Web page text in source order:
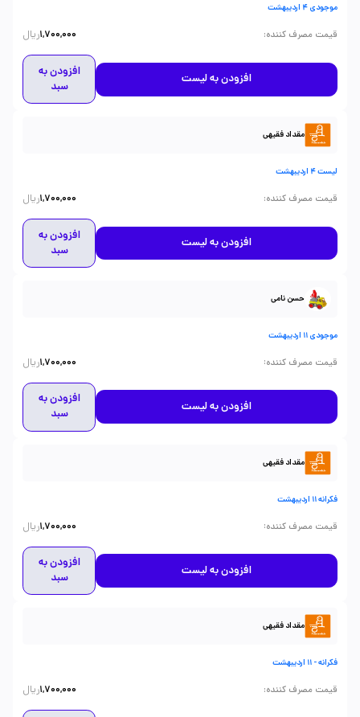
موجودی 4 اردیبهشت
قیمت مصرف کننده:
1,700,000ریال
افزودن به لیست
افزودن به
سبد
مقداد فقیهی
لیست 4 اردیبهشت
قیمت مصرف کننده:
1,700,000ریال
افزودن به لیست
افزودن به
سبد
حسن نامی
موجودی 11 اردیبهشت
قیمت مصرف کننده:
1,700,000ریال
افزودن به لیست
افزودن به
سبد
مقداد فقیهی
فکرانه 11 اردیبهشت
قیمت مصرف کننده:
1,700,000ریال
افزودن به لیست
افزودن به
سبد
مقداد فقیهی
فکرانه - 11 اردیبهشت
قیمت مصرف کننده:
1,700,000ریال